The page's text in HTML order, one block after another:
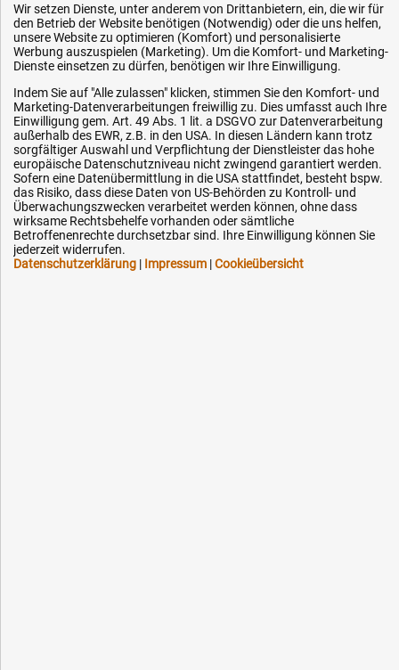
AGB / Widerrufsrecht
Datenschutz
Impressum
Karriere
OEM-Ersatzteile
Technik-Hilfe
Downloads
Kontakt
Ihre Hytec-Hydraulik Vorteile
Wir setzen Dienste, unter anderem von Drittanbietern, ein, die wir für
den Betrieb der Website benötigen (Notwendig) oder die uns helfen,
unsere Website zu optimieren (Komfort) und personalisierte
Werbung auszuspielen (Marketing). Um die Komfort- und Marketing-
Dienste einsetzen zu dürfen, benötigen wir Ihre Einwilligung.
Indem Sie auf "Alle zulassen" klicken, stimmen Sie den Komfort- und
Marketing-Datenverarbeitungen freiwillig zu. Dies umfasst auch Ihre
Einwilligung gem. Art. 49 Abs. 1 lit. a DSGVO zur Datenverarbeitung
außerhalb des EWR, z.B. in den USA. In diesen Ländern kann trotz
sorgfältiger Auswahl und Verpflichtung der Dienstleister das hohe
europäische Datenschutzniveau nicht zwingend garantiert werden.
Sofern eine Datenübermittlung in die USA stattfindet, besteht bspw.
das Risiko, dass diese Daten von US-Behörden zu Kontroll- und
Überwachungszwecken verarbeitet werden können, ohne dass
wirksame Rechtsbehelfe vorhanden oder sämtliche
Betroffenenrechte durchsetzbar sind. Ihre Einwilligung können Sie
jederzeit widerrufen.
Datenschutzerklärung | Impressum |Cookieübersicht